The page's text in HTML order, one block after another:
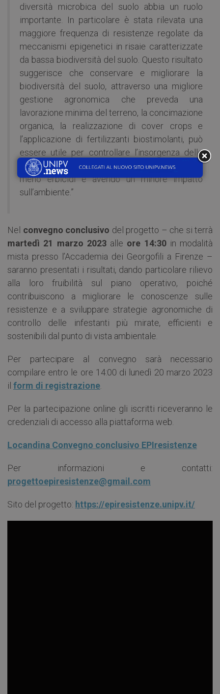
diversità microbica del suolo abbia un ruolo
importante. In particolare è stata rilevata una
maggiore frequenza di resistenze regolate da
meccanismi epigenetici in risaie caratterizzate
da bassa biodiversità del suolo. Questo risultato
suggerisce che conservare e migliorare la
biodiversità del suolo, attraverso una migliore
gestione agronomica che preveda una
lavorazione minima del terreno, la concimazione
organica, la realizzazione di cover crops e
l’applicazione di fertilizzanti biostimolanti, può
essere utile per controllare l’insorgenza delle
resistenze in modo più sostenibile, utilizzando
meno erbicidi e avendo un minore impatto
sull’ambiente.”
Nel convegno conclusivo del progetto – che si terrà
martedì 21 marzo 2023alle ore 14:30in modalità
mista presso l’Accademia dei Georgofili a Firenze –
saranno presentati i risultati, dando particolare rilievo
alla loro fruibilità sul piano operativo, poiché
contribuiscono a migliorare le conoscenze sulle
resistenze e a sviluppare strategie agronomiche di
controllo delle infestanti più mirate, efficienti e
sostenibili dal punto di vista ambientale.
Per partecipare al convegno sarà necessario
compilare entro le ore 14:00 di lunedì 20 marzo 2023
il form di registrazione
Per la partecipazione online gli iscritti riceveranno le
credenziali di accesso alla piattaforma web.
Locandina Convegno conclusivo EPIresistenze
Per informazioni e contatti:
progettoepiresistenze@gmail.com
Sito del progetto: https://epiresistenze.unipv.it/